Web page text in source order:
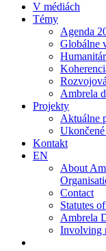
V médiách
Témy
Agenda
Globálne
Ambrela
Projekty
Aktuálne
Kontakt
EN
About
Contact
Statutes
Ambrela
Involving